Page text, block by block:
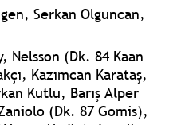
Serkan Olguncan,
Nelsson (Dk. 84 Kaan
Kazımcan Karataş,
Kutlu, Barış Alper
(Dk. 87 Gomis),